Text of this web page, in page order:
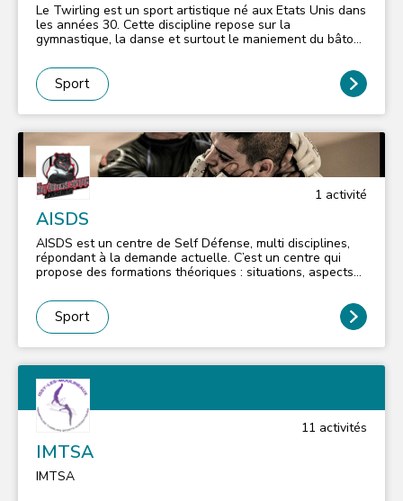
Le Twirling est un sport artistique né aux Etats Unis dans
les années 30. Cette discipline repose sur la
gymnastique, la danse et surtout le maniement du bâton.
catégorie (roulers, lancers, maniement général), ouvert
aux filles et aux garçons et il développe agilité,
endurance, équilibre. Le twirling fait également appel à
des qualités de coordination et de concentration de la
équipe lors de compétitions départementales, régionales
et fédérales (France et monde).
Sport
1 activité
AISDS
AISDS est un centre de Self Défense, multi disciplines,
répondant à la demande actuelle. C’est un centre qui
propose des formations théoriques : situations, aspects
cadre légal, la légitime défense, la conduite à tenir avant
et après l'agression. Des formations thématiques : les
moyens personnels, la sécurité en groupe, l'habitation, la
survie, la gestion du stress, la négociation... mais aussi
souples et durs telles que Self Défense DCSU (Défense
Combat et Survie Urbaine), close combat, combat Russe,
techniques de rue, combat et défense urbaine.
Sport
11 activités
IMTSA
IMTSA